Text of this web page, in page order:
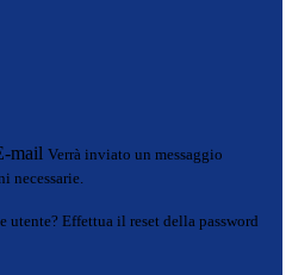
mail Verrà inviato un messaggio
necessarie.
utente? Effettua il reset della password